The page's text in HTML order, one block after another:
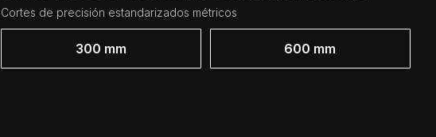
Cortes de precisión estandarizados métricos
300 mm 600 mm